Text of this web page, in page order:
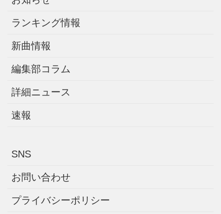
ランキング情報
新曲情報
編集部コラム
詳細ニュース
速報
SNS
お問い合わせ
プライバシーポリシー